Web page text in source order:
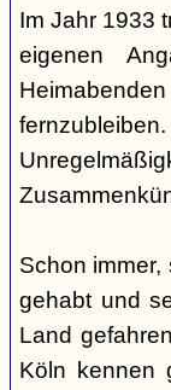
Im Jahr 1933
eigenen
Schon
gehabt und
Land
Köln kennen